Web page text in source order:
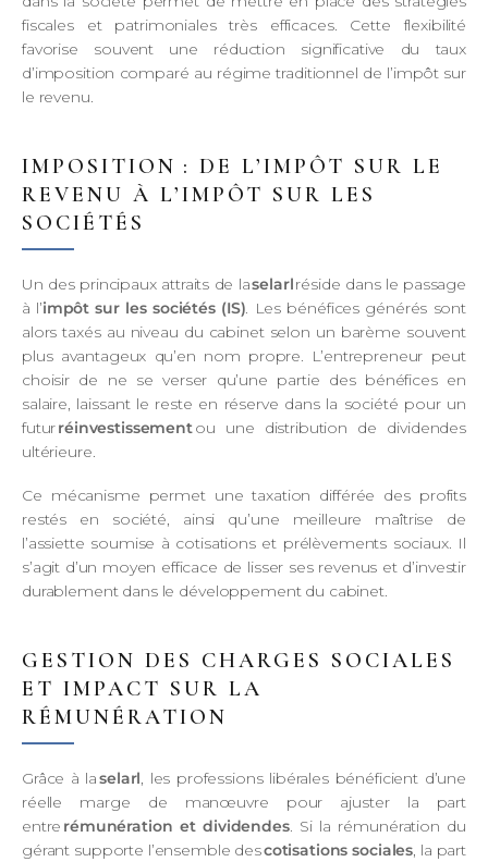
fiscales et patrimoniales très efficaces. Cette flexibilité
favorise souvent une réduction significative du taux
d’imposition comparé au régime traditionnel de l’impôt sur
le revenu.
IMPOSITION : DE L’IMPÔT SUR LE
REVENU À L’IMPÔT SUR LES
SOCIÉTÉS
Un des principaux attraits de laselarlréside dans le passage
à l’impôt sur les sociétés (IS). Les bénéfices générés sont
alors taxés au niveau du cabinet selon un barème souvent
plus avantageux qu’en nom propre. L’entrepreneur peut
choisir de ne se verser qu’une partie des bénéfices en
salaire, laissant le reste en réserve dans la société pour un
futurréinvestissementou une distribution de dividendes
ultérieure.
Ce mécanisme permet une taxation différée des profits
restés en société, ainsi qu’une meilleure maîtrise de
l’assiette soumise à cotisations et prélèvements sociaux. Il
s’agit d’un moyen efficace de lisser ses revenus et d’investir
durablement dans le développement du cabinet.
GESTION DES CHARGES SOCIALES
ET IMPACT SUR LA
RÉMUNÉRATION
Grâce à laselarl, les professions libérales bénéficient d’une
réelle marge de manœuvre pour ajuster la part
entre rémunération et dividendes. Si la rémunération du
gérant supporte l’ensemble descotisations sociales, la part